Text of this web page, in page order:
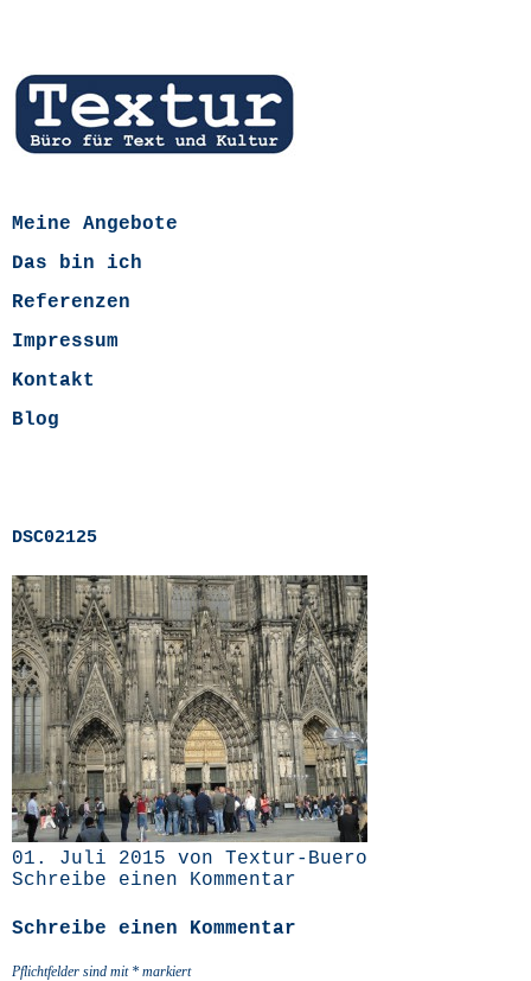
Meine Angebote
Das bin ich
Referenzen
Impressum
Kontakt
Blog
DSC02125
01. Juli 2015 von Textur-Buero
Schreibe einen Kommentar
Schreibe einen Kommentar
Pflichtfelder sind mit * markiert